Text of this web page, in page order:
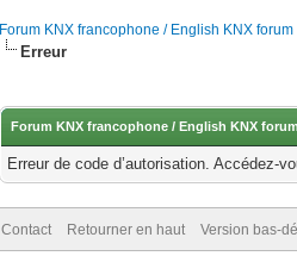
Forum KNX francophone / English KNX forum
Erreur
Forum KNX francophone / English KNX forum
Erreur de code d’autorisation. Accédez-
Contact Retourner en haut Version bas-